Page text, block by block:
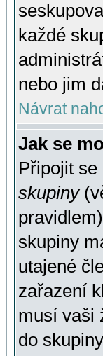
každé
nebo jim
Návrat
Jak se
Připojit
skupiny
skupiny
utajené
zařazení
musí vaši
do